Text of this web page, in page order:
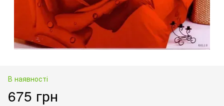
В наявності
675 грн